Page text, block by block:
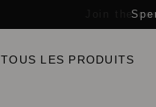
Join the
TOUS LES PRODUITS